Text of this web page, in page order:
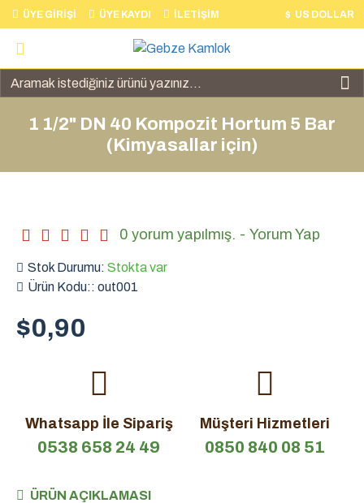
ÜYE GIRIŞI ÜYE KAYDI İLETIŞIM $ US DOLLAR
1 1/2" DN 40 Kompozit Hortum 5 Bar
(Kimyasallar için)
Stok Durumu: Stokta var
Ürün Kodu:: out001
0 yorum yapılmış. - Yorum Yap
$0,90
Whatsapp İle Sipariş
0538 658 24 49
Müşteri Hizmetleri
0850 840 08 51
ÜRÜN AÇIKLAMASI